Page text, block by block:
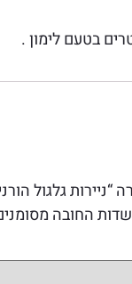
בטעם לימון .
גלגול
שדות החובה